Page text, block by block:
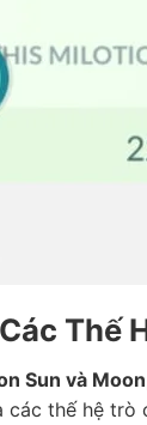
Thế
Sun và Moon
thế hệ trò